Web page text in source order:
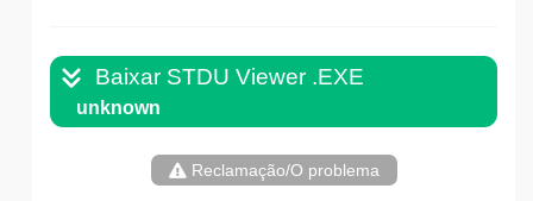
Baixar STDU Viewer .EXE
unknown
Reclamação/O problema